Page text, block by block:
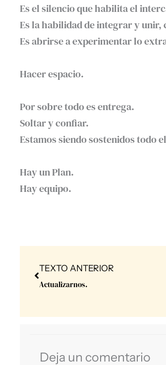
Es el silencio que habilita el
Es la habilidad de integrar y unir,
Es abrirse a experimentar lo
Hacer espacio.⁣
Por sobre todo es entrega.⁣
Soltar y confiar.⁣
Estamos siendo sostenidos todo
Hay un Plan. ⁣
Hay equipo.
Prev
TEXTO ANTERIOR
Actualizarnos.
Deja un comentario